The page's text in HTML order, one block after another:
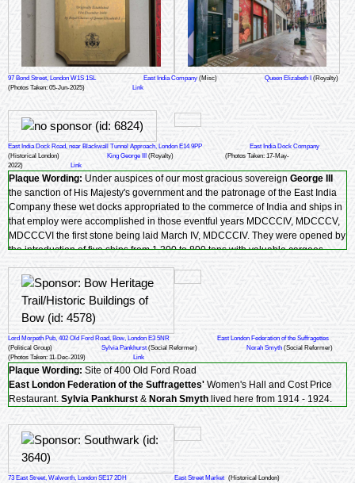
97 Bond Street, London W1S 1SL East India Company (Misc) Queen Elizabeth I (Royalty)
(Photos Taken: 05-Jun-2025)
Link
East India Dock Road, near Blackwall Tunnel Approach, London E14 9PP
East India Dock Company
(Historical London)
King George III (Royalty)
(Photos Taken: 17-May-
2022)
Link
Plaque Wording: Under auspices of our most gracious sovereign George III
the sanction of His Majesty's government and the patronage of the East India
Company these wet docks appropriated to the commerce of India and ships in
that employ were accomplished in those eventful years MDCCCIV, MDCCCV,
MDCCCVI the first stone being laid March IV, MDCCCIV. They were opened by
the introduction of five ships from 1,200 to 800 tons with valuable cargoes.
the managing owners of ships in the company's service and the important
national objects of increased security to property and revenue combined with
improved accommodation, economy and despatch were thus early realised....
Lord Morpeth Pub, 402 Old Ford Road, Bow, London E3 5NR
East London Federation of the Suffragettes
(Political Group)
Sylvia Pankhurst(Social Reformer) Norah Smyth (Social Reformer)
(Photos Taken: 11-Dec-2019)
Link
Plaque Wording: Site of 400 Old Ford Road
East London Federation of the Suffragettes' Women's Hall and Cost Price
Restaurant. Sylvia Pankhurst & Norah Smyth lived here from 1914 - 1924.
73 East Street, Walworth, London SE17 2DH East Street Market (Historical London)